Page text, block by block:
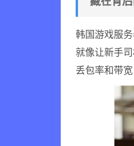
韩国游戏服
就像让新手
丢包率和带